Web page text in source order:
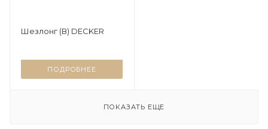
Шезлонг (В) DECKER
ПОДРОБНЕЕ
ПОКАЗАТЬ ЕЩЕ